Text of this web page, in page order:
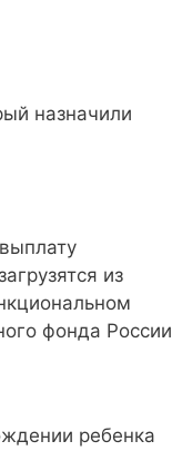
назначили
из
фонда
ребенка